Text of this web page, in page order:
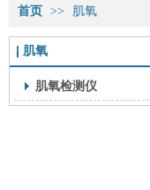
首页 >> 肌氧
肌氧
肌氧检测仪